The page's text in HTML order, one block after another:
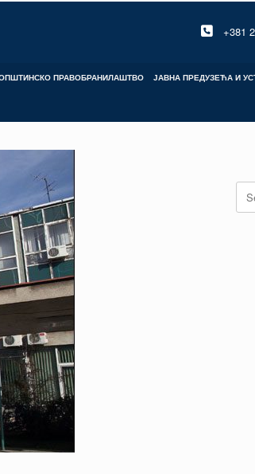
+381
ПРАВОБРАНИЛАШТВО ЈАВНА ПРЕДУЗЕЋА И
for: